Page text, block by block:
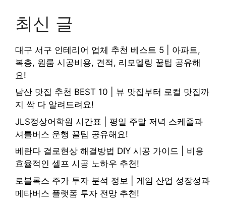
최신 글
대구 서구 인테리어 업체 추천 베스트 5 | 아파트,
복층, 원룸 시공비용, 견적, 리모델링 꿀팁 공유해
요!
남산 맛집 추천 BEST 10 | 뷰 맛집부터 로컬 맛집까
지 싹 다 알려드려요!
JLS정상어학원 시간표 | 평일 주말 저녁 스케줄과
셔틀버스 운행 꿀팁 공유해요!
베란다 결로현상 해결방법 DIY 시공 가이드 | 비용
효율적인 셀프 시공 노하우 추천!
로블록스 주가 투자 분석 정보 | 게임 산업 성장성과
메타버스 플랫폼 투자 전망 추천!